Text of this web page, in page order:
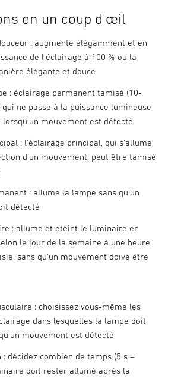
en un coup d'œil
: augmente élégamment et en
de l’éclairage à 100 % ou la
élégante et douce
: éclairage permanent tamisé (10-
qui ne passe à la puissance lumineuse
mouvement est détecté
: l’éclairage principal, qui s’allume
d’un mouvement, peut être tamisé
: allume la lampe sans qu’un
détecté
: allume et éteint le luminaire en
le jour de la semaine à une heure
sans qu'un mouvement doive être
: choisissez vous-même les
dans lesquelles la lampe doit
mouvement est détecté
décidez combien de temps (5 s –
doit rester allumé après la